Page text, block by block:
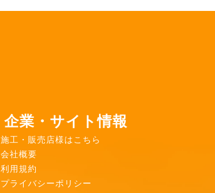
企業・サイト情報
施工・販売店様はこちら
会社概要
利用規約
プライバシーポリシー